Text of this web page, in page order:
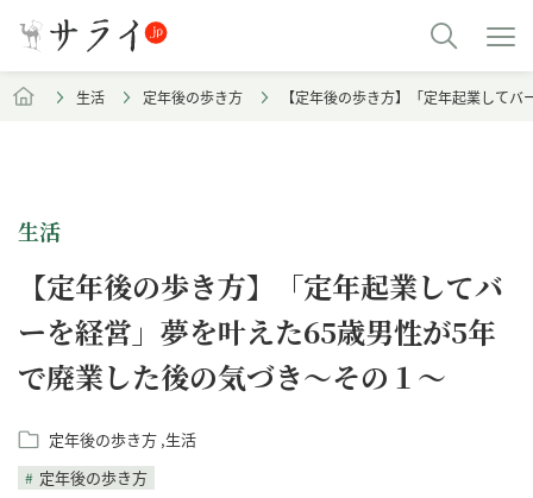
生活 定年後の歩き方 【定年後の歩き方】「定年起業して
生活
【定年後の歩き方】「定年起業してバ
ーを経営」夢を叶えた65歳男性が5年
で廃業した後の気づき～その１～
定年後の歩き方 生活
定年後の歩き方